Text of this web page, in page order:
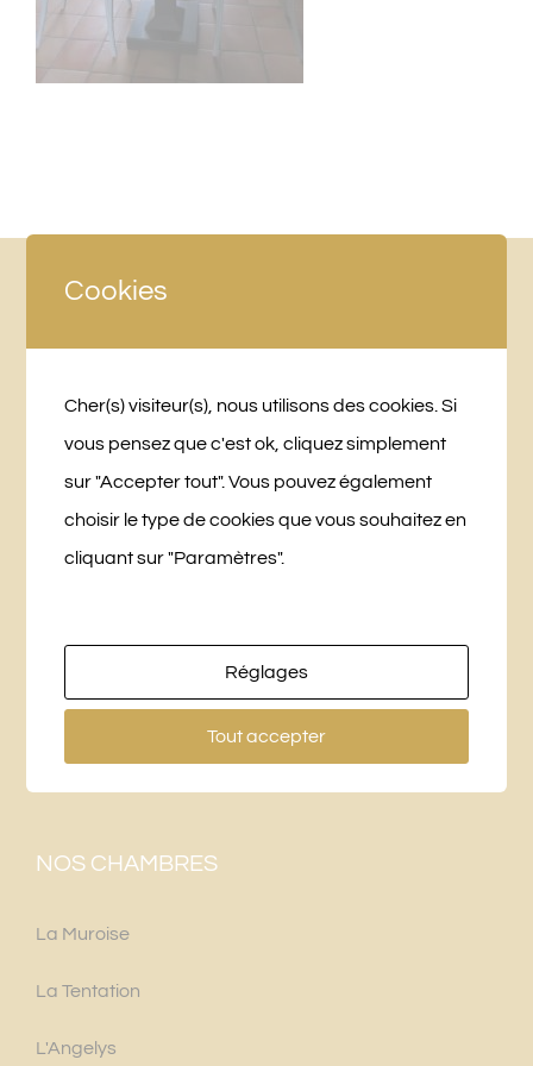
LA BRIDANIÈRE
49250 Beaufort-en-Vallée
+33 (0)6 76 27 25 16
labridaniere@gmail.com
NOS CHAMBRES
La Muroise
La Tentation
L'Angelys
Cookies
Cher(s) visiteur(s), nous utilisons des cookies. Si
vous pensez que c'est ok, cliquez simplement
sur "Accepter tout". Vous pouvez également
choisir le type de cookies que vous souhaitez en
cliquant sur "Paramètres".
Réglages
Tout accepter